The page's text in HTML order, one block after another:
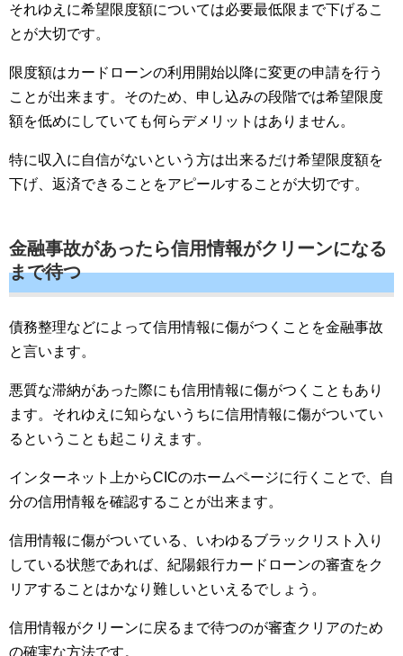
それゆえに希望限度額については必要最低限まで下げるこ
とが大切です。
限度額はカードローンの利用開始以降に変更の申請を行う
ことが出来ます。そのため、申し込みの段階では希望限度
額を低めにしていても何らデメリットはありません。
特に収入に自信がないという方は出来るだけ希望限度額を
下げ、返済できることをアピールすることが大切です。
金融事故があったら信用情報がクリーンになる
まで待つ
債務整理などによって信用情報に傷がつくことを金融事故
と言います。
悪質な滞納があった際にも信用情報に傷がつくこともあり
ます。それゆえに知らないうちに信用情報に傷がついてい
るということも起こりえます。
インターネット上からCICのホームページに行くことで、自
分の信用情報を確認することが出来ます。
信用情報に傷がついている、いわゆるブラックリスト入り
している状態であれば、紀陽銀行カードローンの審査をク
リアすることはかなり難しいといえるでしょう。
信用情報がクリーンに戻るまで待つのが審査クリアのため
の確実な方法です。